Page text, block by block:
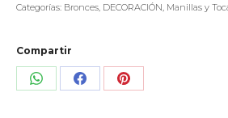
Categorías: Bronces, DECORACIÓN, Manillas y
Compartir
Share Share Share